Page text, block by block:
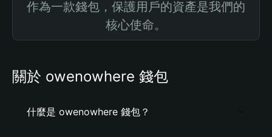
作為一款錢包，保護用戶的資產是我們的
核心使命。
關於 owenowhere 錢包
什麼是 owenowhere 錢包？